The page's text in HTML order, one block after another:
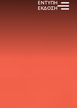
ΕΝΤΥΠΗ
ΕΚΔΟΣΗ